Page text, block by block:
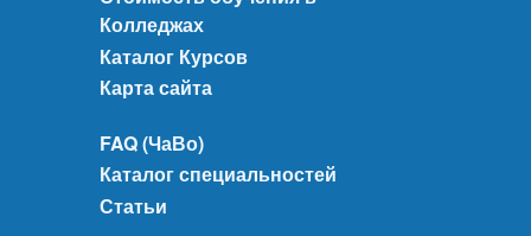
Колледжах
Каталог Курсов
Карта сайта
FAQ (ЧаВо)
Каталог специальностей
Статьи